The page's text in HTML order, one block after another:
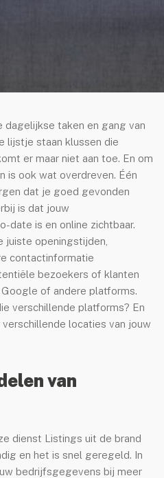
dagelijkse taken en gang van
lijstje staan klussen die
er maar niet aan toe. En om
is ook wat overdreven. Één
dat je goed gevonden
is dat jouw
date is en online zichtbaar.
openingstijden,
contactinformatie
bezoekers of klanten
of andere platforms.
verschillende platforms? En
locaties van jouw
van
dienst Listings uit de brand
en het is snel geregeld. In
bedrijfsgegevens bij meer